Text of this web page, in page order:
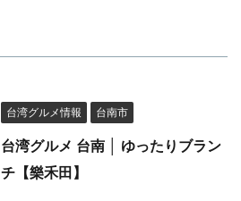
台湾グルメ情報 台南市
台湾グルメ 台南 │ ゆったりブラン
チ【樂禾田】